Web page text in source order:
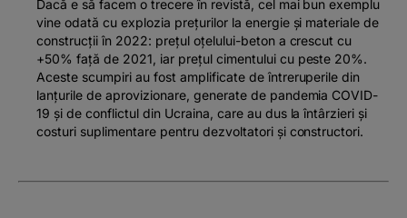
Dacă e să facem o trecere în revistă, cel mai bun exemplu
vine odată cu explozia prețurilor la energie și materiale de
construcții în 2022: prețul oțelului-beton a crescut cu
+50% față de 2021, iar prețul cimentului cu peste 20%.
Aceste scumpiri au fost amplificate de întreruperile din
lanțurile de aprovizionare, generate de pandemia COVID-
19 și de conflictul din Ucraina, care au dus la întârzieri și
costuri suplimentare pentru dezvoltatori și constructori.